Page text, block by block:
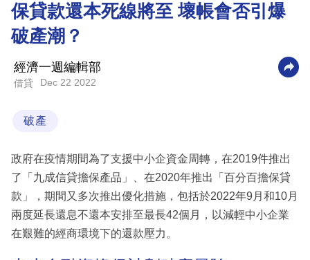
商
科
技
生
活
時
事
保貸款還本死線將至 壞帳會否引爆
破產潮？
經濟一週編輯部
借貸 Dec 22 2022
破產
政府在疫情期間為了支援中小企資金周轉，在2019件推出
了「九成信貸擔保產品」、在2020年推出「百分百擔保貸
款」，期間又多次推出優化措施，包括於2022年9月和10月
兩度延長還息不還本安排至最長42個月，以減輕中小企業
在艱難的經商環境下的還款壓力。